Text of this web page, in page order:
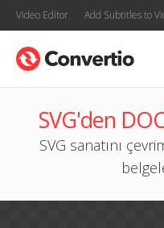
Video Editor Add Subtitles to
SVG'den
SVG sanatını